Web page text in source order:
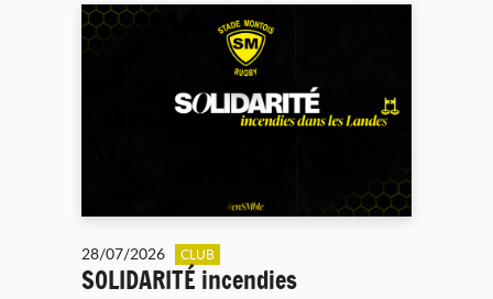
28/07/2026 CLUB
SOLIDARITÉ incendies